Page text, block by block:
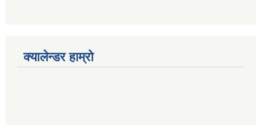
क्यालेन्डर हाम्रो